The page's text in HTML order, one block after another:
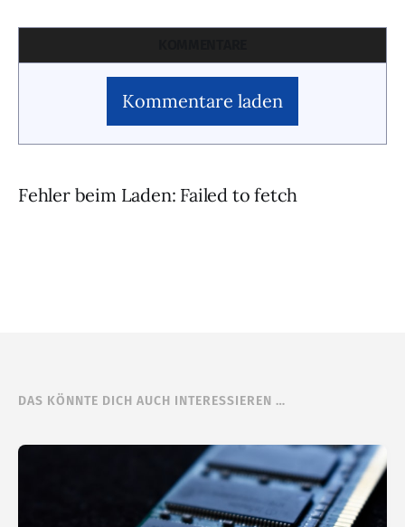
Kommentare laden
Fehler beim Laden: Failed to fetch
DAS KÖNNTE DICH AUCH INTERESSIEREN …